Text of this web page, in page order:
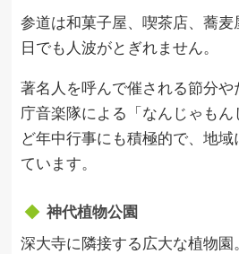
参道は和菓子屋、喫茶店、蕎
日でも人波がとぎれません。
著名人を呼んで催される節分
庁音楽隊による「なんじゃも
ど年中行事にも積極的で、地
ています。
神代植物公園
深大寺に隣接する広大な植物